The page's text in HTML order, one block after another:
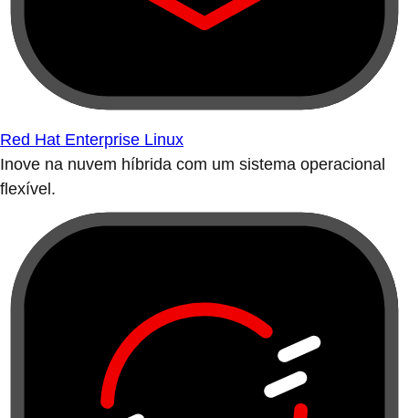
Red Hat Enterprise Linux
Inove na nuvem híbrida com um sistema operacional
flexível.